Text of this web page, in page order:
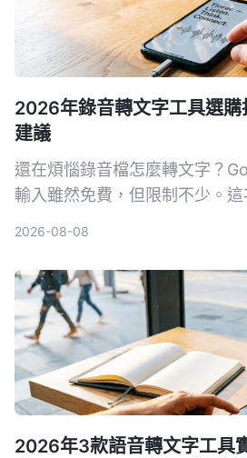
2026年錄音轉文字工具選
建議
還在煩惱錄音檔怎麼轉文字？
輸入雖然免費，但限制不少。
合自己的錄音轉文字方案。
2026-08-08
2026年3款語音轉文字工具